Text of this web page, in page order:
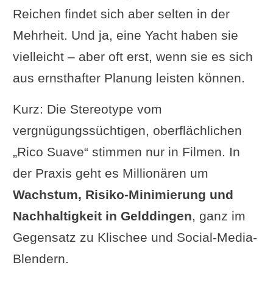
Reichen findet sich aber selten in der
Mehrheit. Und ja, eine Yacht haben sie
vielleicht – aber oft erst, wenn sie es sich
aus ernsthafter Planung leisten können.
Kurz: Die Stereotype vom
vergnügungssüchtigen, oberflächlichen
„Rico Suave“ stimmen nur in Filmen. In
der Praxis geht es Millionären um
Wachstum, Risiko-Minimierung und
Nachhaltigkeit in Gelddingen, ganz im
Gegensatz zu Klischee und Social-Media-
Blendern.